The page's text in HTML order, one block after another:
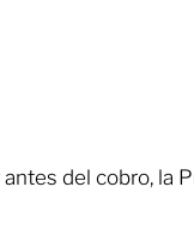
antes del cobro, la